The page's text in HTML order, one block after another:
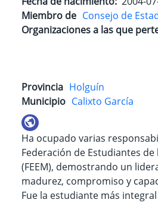
Miembro de Consejo de
Organizaciones a las que
Provincia Holguín
Municipio Calixto García
Ha ocupado varias
Federación de Estudiantes de
(FEEM), demostrando un
madurez, compromiso y
Fue la estudiante más